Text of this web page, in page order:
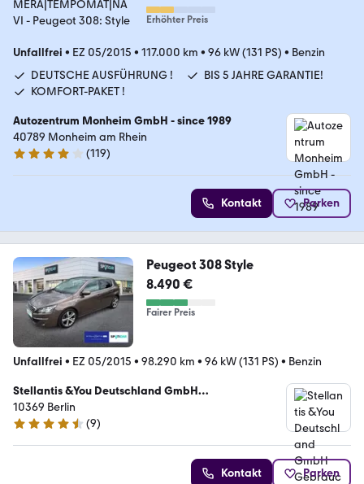
Erhöhter Preis
Unfallfrei • EZ 05/2015 • 117.000 km • 96 kW (131 PS) • Benzin
DEUTSCHE AUSFÜHRUNG !
BIS 5 JAHRE GARANTIE!
KOMFORT-PAKET !
Autozentrum Monheim GmbH - since 1989
40789 Monheim am Rhein
4 Sterne
(119)
Kontakt Parken
Peugeot 308 Style
8.490 €
Fairer Preis
Unfallfrei • EZ 05/2015 • 98.290 km • 96 kW (131 PS) • Benzin
Stellantis &You Deutschland GmbH
Gebrauchtwagenzentrum Berlin
10369 Berlin
4.5 Sterne
(9)
Kontakt Parken